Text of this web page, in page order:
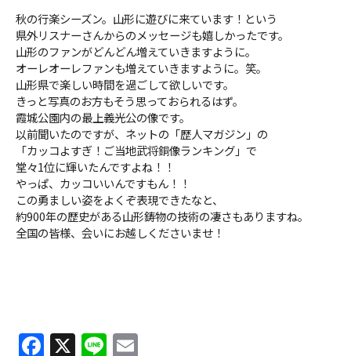
秋の行楽シーズン。山形に遊びに来ています！という
県外リスナーさんからのメッセージも嬉しかったです。
山形のファンがどんどん増えていきますように。
オーレオーレファンも増えていきますように。笑。
山形県で楽しい時間を過ごして欲しいです。
きっと写真のお方もそう思っておられるはず。
霞城公園内の最上義光公の像です。
以前聞いたのですが、ネットの「歴人マガジン」の
「カッコよすぎ！ご当地武将銅像ランキング」で
堂々1位に輝いたんですよね！！
やっぱ、カッコいいんですもん！！
この勇ましい姿をよくぞ表現できたなと、
約900年の歴史がある山形鋳物の技術の凄さもありますね。
全国の皆様、会いにお越しくださいませ！
F X Li